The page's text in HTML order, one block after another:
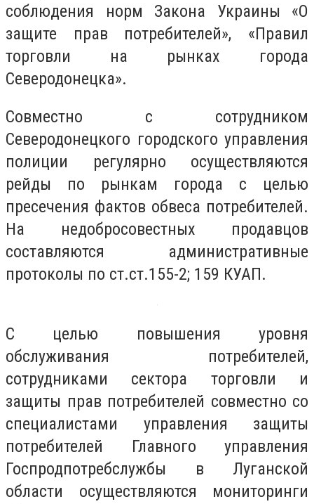
соблюдения норм Закона Украины «О
защите прав потребителей», «Правил
торговли на рынках города
Северодонецка».
Совместно с сотрудником
Северодонецкого городского управления
полиции регулярно осуществляются
рейды по рынкам города с целью
пресечения фактов обвеса потребителей.
На недобросовестных продавцов
составляются административные
протоколы по ст.ст.155-2; 159 КУАП.
С целью повышения уровня
обслуживания потребителей,
сотрудниками сектора торговли и
защиты прав потребителей совместно со
специалистами управления защиты
потребителей Главного управления
Госпродпотребслужбы в Луганской
области осуществляются мониторинги